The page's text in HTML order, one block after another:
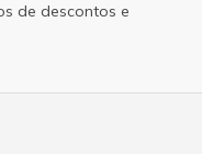
de descontos e